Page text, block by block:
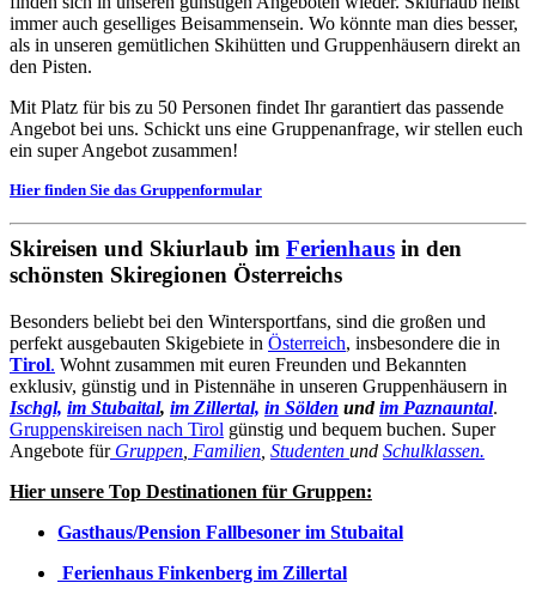
immer auch geselliges Beisammensein. Wo könnte man dies besser,
als in unseren gemütlichen Skihütten und Gruppenhäusern direkt an
den Pisten.
Mit Platz für bis zu 50 Personen findet Ihr garantiert das passende
Angebot bei uns. Schickt uns eine Gruppenanfrage, wir stellen euch
ein super Angebot zusammen!
Hier finden Sie das Gruppenformular
Skireisen und Skiurlaub im Ferienhaus in den
schönsten Skiregionen Österreichs
Besonders beliebt bei den Wintersportfans, sind die großen und
perfekt ausgebauten Skigebiete in Österreich, insbesondere die in
Tirol. Wohnt zusammen mit euren Freunden und Bekannten
exklusiv, günstig und in Pistennähe in unseren Gruppenhäusern in
Ischgl, im Stubaital, im Zillertal, in Sölden undim Paznauntal.
Gruppenskireisen nach Tirol günstig und bequem buchen. Super
Angebote für Gruppen Familien Studenten und Schulklassen.
Hier unsere Top Destinationen für Gruppen:
Gasthaus/Pension Fallbesoner im Stubaital
Ferienhaus Finkenberg im Zillertal